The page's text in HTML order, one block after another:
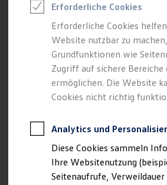
Elektroauto Leasing
Kleinwagen-Leasing
Leasing ohne Anzahlung
Finanzierung
Autokredit mit
Versicherungen und
Kfz-Versicherung
Garantien
Professional Class bei
Behörden
Direktkunden
Sonderfahrzeuge
Anpfiff zum Gewinn
Erforderliche Cookies
Erforderliche Cookies
Website nutzbar zu
Grundfunktionen wie
Zugriff auf sichere Bereiche
ermöglichen. Die Website
Cookies nicht richtig
Analytics und
Diese Cookies sammeln
Ihre Websitenutzung
Seitenaufrufe, Verweildauer